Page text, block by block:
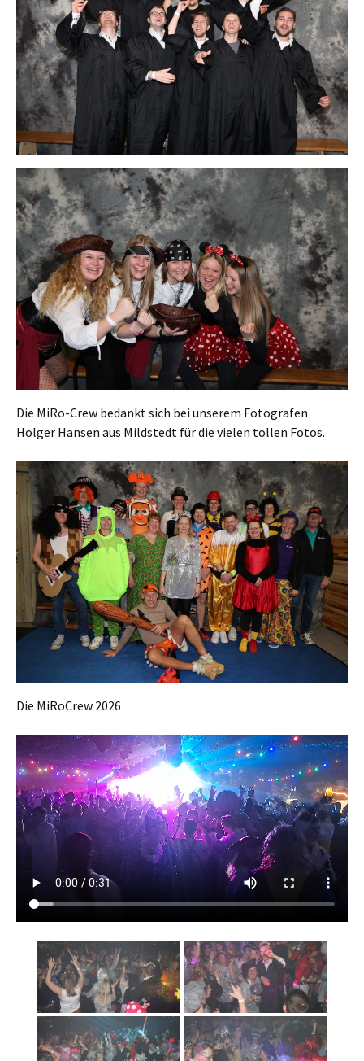
Die MiRo-Crew bedankt sich bei unserem Fotografen
Holger Hansen aus Mildstedt für die vielen tollen Fotos.
Die MiRoCrew 2026